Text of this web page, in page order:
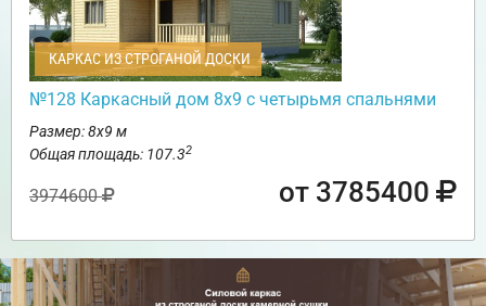
КАРКАС ИЗ СТРОГАНОЙ ДОСКИ
№128 Каркасный дом 8х9 с четырьмя спальнями
Размер: 8х9 м
Общая площадь: 107.32
3974600 от 3785400